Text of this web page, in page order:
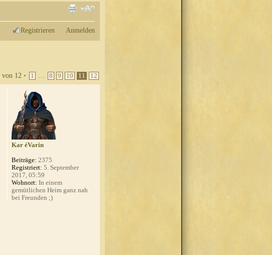
Registrieren Anmelden
von 12 • 1 ... 8 9 10 11 12
Kar éVarin
Beiträge: 2375
Registriert: 5. September
2017, 05:59
Wohnort: In einem
gemütlichen Heim ganz nah
bei Freunden ;)